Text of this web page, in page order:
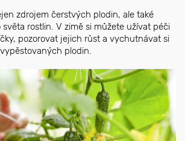
zdrojem čerstvých plodin, ale také
rostlin. V zimě si můžete užívat péči
pozorovat jejich růst a vychutnávat si
plodin.